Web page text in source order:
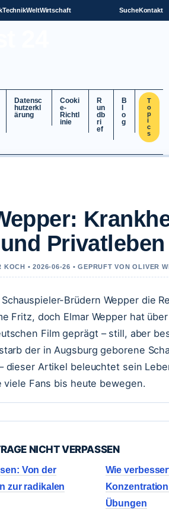
TechnikWeltWirtschaft SucheKontakt
Datensc
hutzerkl
ärung
Cooki
e-
Richtl
inie
R
un
db
ri
ef
B
o
g
T
o
p
i
c
s
Privatleben
KOCH • 2026-06-26 • GEPRUFT VON OLIVER
Brüdern Wepper die
Fritz, doch Elmar Wepper hat
Film geprägt – still, aber
der in Augsburg geborene
dieser Artikel beleuchtet sein
viele Fans bis heute bewegen.
NICHT VERPASSEN
Von der
zur radikalen
Wie
Übungen